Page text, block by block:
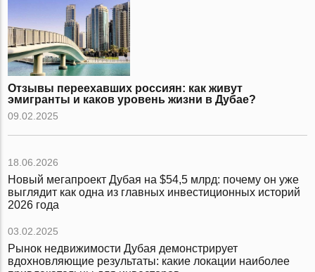
Отзывы переехавших россиян: как живут
эмигранты и каков уровень жизни в Дубае?
09.02.2025
18.06.2026
Новый мегапроект Дубая на $54,5 млрд: почему он уже
выглядит как одна из главных инвестиционных историй
2026 года
03.02.2025
Рынок недвижимости Дубая демонстрирует
вдохновляющие результаты: какие локации наиболее